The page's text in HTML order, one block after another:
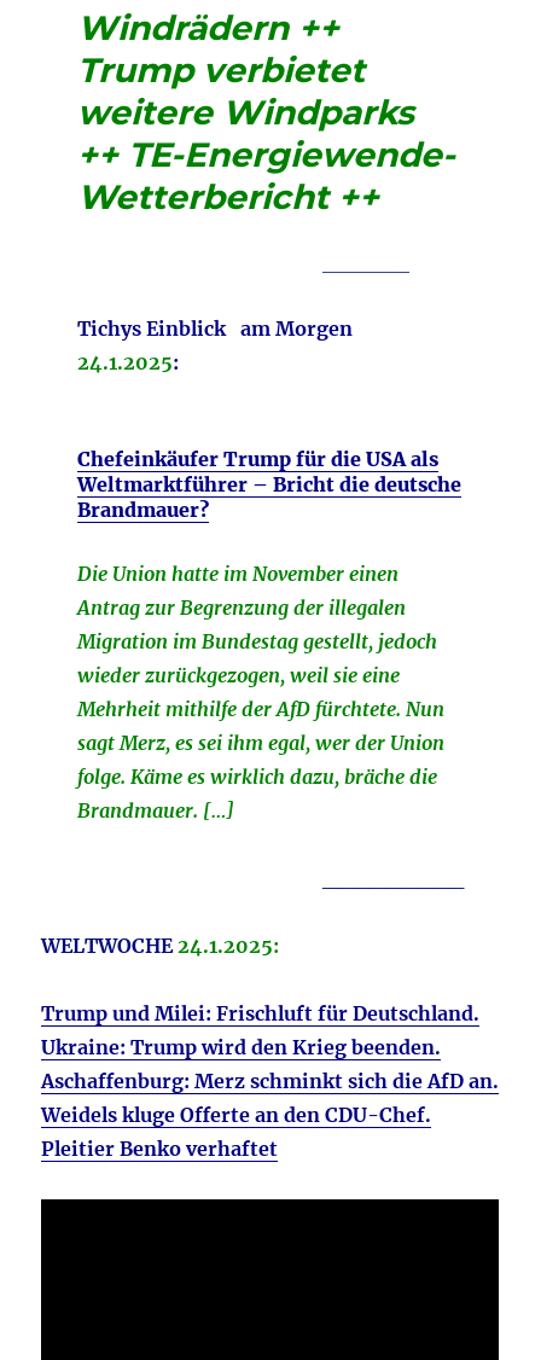
Windrädern ++
Trump verbietet
weitere Windparks
++ TE-Energiewende-
Wetterbericht ++
Tichys Einblick am Morgen
24.1.2025:
Chefeinkäufer Trump für die USA als
Weltmarktführer – Bricht die deutsche
Brandmauer?
Die Union hatte im November einen
Antrag zur Begrenzung der illegalen
Migration im Bundestag gestellt, jedoch
wieder zurückgezogen, weil sie eine
Mehrheit mithilfe der AfD fürchtete. Nun
sagt Merz, es sei ihm egal, wer der Union
folge. Käme es wirklich dazu, bräche die
Brandmauer. […]
WELTWOCHE24.1.2025:
Trump und Milei: Frischluft für Deutschland.
Ukraine: Trump wird den Krieg beenden.
Aschaffenburg: Merz schminkt sich die AfD an.
Weidels kluge Offerte an den CDU-Chef.
Pleitier Benko verhaftet